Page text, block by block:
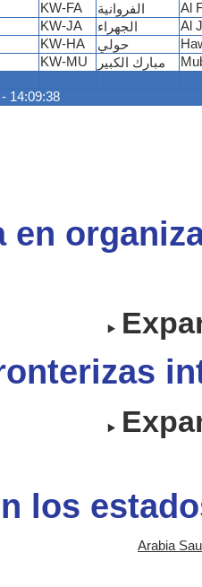
14:09:38
KW-FA الفروانية
Al
KW-JA الجهراء
Al
KW-HA حولي
KW-MU مبارك الكبير
en
los
Arabia